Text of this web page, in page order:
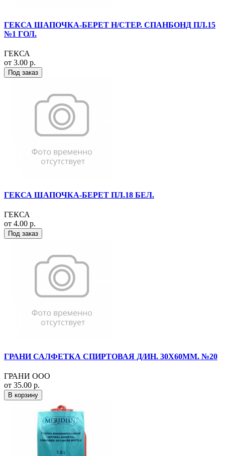
ГЕКСА ШАПОЧКА-БЕРЕТ Н/СТЕР. СПАНБОНД ПЛ.15
№1 ГОЛ.
ГЕКСА
от 3.00 р.
Под заказ
ГЕКСА ШАПОЧКА-БЕРЕТ ПЛ.18 БЕЛ.
ГЕКСА
от 4.00 р.
Под заказ
ГРАНИ САЛФЕТКА СПИРТОВАЯ Д/ИН. 30Х60ММ. №20
ГРАНИ ООО
от 35.00 р.
В корзину